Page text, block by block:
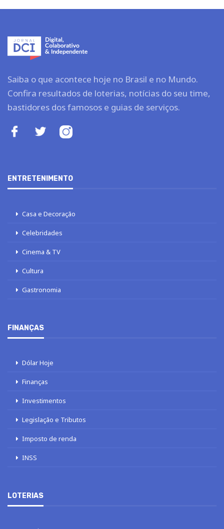
Saiba o que acontece hoje no Brasil e no Mundo.
Confira resultados de loterias, notícias do seu time,
bastidores dos famosos e guias de serviços.
ENTRETENIMENTO
Casa e Decoração
Celebridades
Cinema & TV
Cultura
Gastronomia
FINANÇAS
Dólar Hoje
Finanças
Investimentos
Legislação e Tributos
Imposto de renda
INSS
LOTERIAS